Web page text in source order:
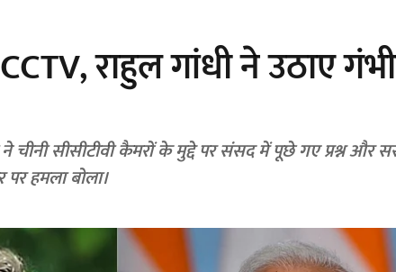
राहुल गांधी ने उठाए
ने चीनी सीसीटीवी कैमरों के मुद्दे पर संसद में पूछे गए प्रश्न और
हमला बोला।